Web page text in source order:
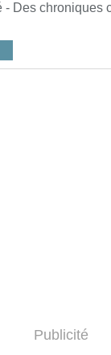
- Des chroniques
Publicité